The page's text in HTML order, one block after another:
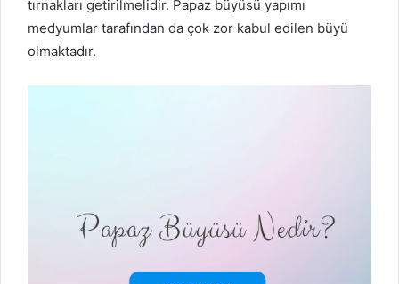
tırnakları getirilmelidir. Papaz büyüsü yapımı
medyumlar tarafından da çok zor kabul edilen büyü
olmaktadır.